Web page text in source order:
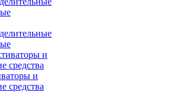
и
средства